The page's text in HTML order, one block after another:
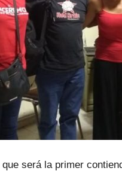
será la primer